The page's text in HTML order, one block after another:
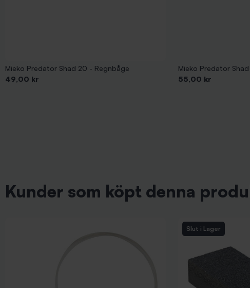
Mieko Predator Shad 20 - Regnbåge
Pris
49,00 kr
Mieko Predator Shad
Pris
55,00 kr
Kunder som köpt denna
Slut i Lager